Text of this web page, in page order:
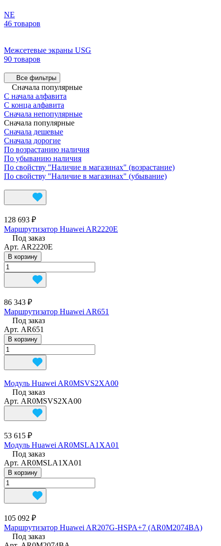
NE
46 товаров
Межсетевые экраны USG
90 товаров
Все фильтры
Сначала популярные
С начала алфавита
С конца алфавита
Сначала непопулярные
Сначала популярные
Сначала дешевые
Сначала дорогие
По возрастанию наличия
По убыванию наличия
По свойству "Наличие в магазинах" (возрастание)
По свойству "Наличие в магазинах" (убывание)
128 693 ₽
Маршрутизатор Huawei AR2220E
Под заказ
Арт. AR2220E
В корзину
86 343 ₽
Маршрутизатор Huawei AR651
Под заказ
Арт. AR651
В корзину
Модуль Huawei AR0MSVS2XA00
Под заказ
Арт. AR0MSVS2XA00
53 615 ₽
Модуль Huawei AR0MSLA1XA01
Под заказ
Арт. AR0MSLA1XA01
В корзину
105 092 ₽
Маршрутизатор Huawei AR207G-HSPA+7 (AR0M2074BA)
Под заказ